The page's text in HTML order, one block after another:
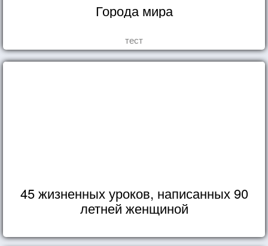
Города мира
тест
45 жизненных уроков, написанных 90
летней женщиной